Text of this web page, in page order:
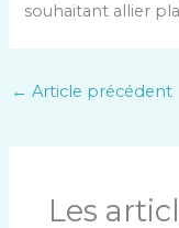
souhaitant allier
← Article précédent
Les